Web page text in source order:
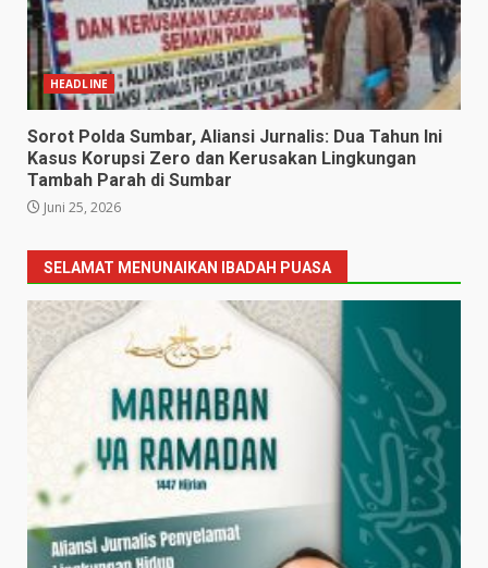
HEADLINE
Sorot Polda Sumbar, Aliansi Jurnalis: Dua Tahun Ini
Kasus Korupsi Zero dan Kerusakan Lingkungan
Tambah Parah di Sumbar
Juni 25, 2026
SELAMAT MENUNAIKAN IBADAH PUASA